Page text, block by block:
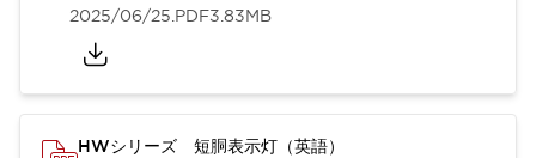
2025/06/25.PDF3.83MB
HWシリーズ 短胴表示灯（英語）